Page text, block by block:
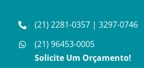
(21) 2281-0357 |3297-0746
(21) 96453-0005
Solicite Um Orçamento!